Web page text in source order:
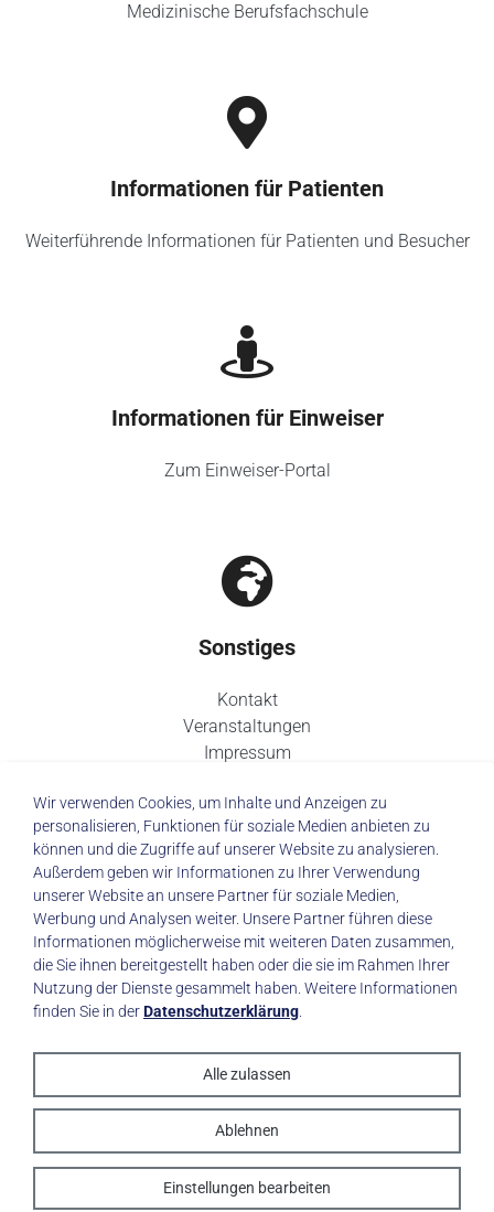
Medizinische Berufsfachschule
Informationen für Patienten
Weiterführende Informationen für Patienten und Besucher
Informationen für Einweiser
Zum Einweiser-Portal
Sonstiges
Kontakt
Veranstaltungen
Impressum
© 2026 Städtisches Klinikum Dresden
Impressum|Datenschutz
made with by trapez
Wir verwenden Cookies, um Inhalte und Anzeigen zu
personalisieren, Funktionen für soziale Medien anbieten zu
können und die Zugriffe auf unserer Website zu analysieren.
Außerdem geben wir Informationen zu Ihrer Verwendung
unserer Website an unsere Partner für soziale Medien,
Werbung und Analysen weiter. Unsere Partner führen diese
Informationen möglicherweise mit weiteren Daten zusammen,
die Sie ihnen bereitgestellt haben oder die sie im Rahmen Ihrer
Nutzung der Dienste gesammelt haben. Weitere Informationen
finden Sie in derDatenschutzerklärung
Einstellungen bearbeiten
Ablehnen
Alle zulassen